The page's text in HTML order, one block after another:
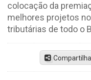
colocação da
melhores projetos
tributárias de todo o